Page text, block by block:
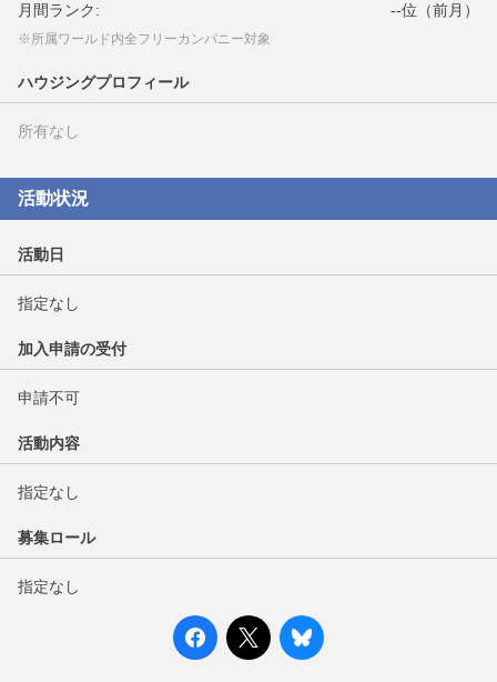
月間ランク:
--位（前月）
※所属ワールド内全フリーカンパニー対象
ハウジングプロフィール
所有なし
活動状況
活動日
指定なし
加入申請の受付
申請不可
活動内容
指定なし
募集ロール
指定なし